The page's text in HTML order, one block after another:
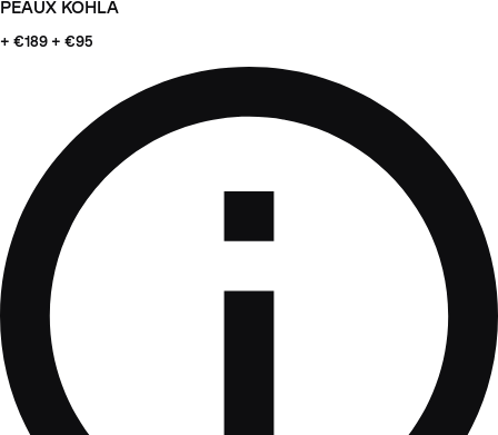
PEAUX KOHLA
+ €189 + €95